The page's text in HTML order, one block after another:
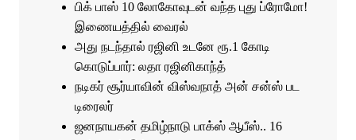
பிக் பாஸ் 10 லோகோவுடன் வந்த புது ப்ரோமோ!
இணையத்தில் வைரல்
அது நடந்தால் ரஜினி உடனே ரூ.1 கோடி
கொடுப்பார்: லதா ரஜினிகாந்த்
நடிகர் சூர்யாவின் விஸ்வநாத் அன் சன்ஸ் பட
டிரைலர்
ஜனநாயகன் தமிழ்நாடு பாக்ஸ் ஆபீஸ்.. 16